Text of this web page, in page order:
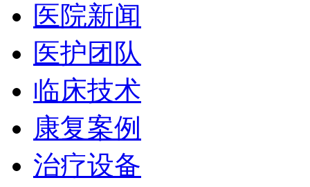
医院新闻
医护团队
临床技术
康复案例
治疗设备